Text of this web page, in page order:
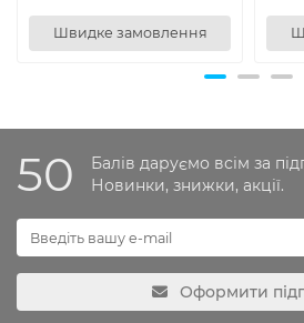
Швидке замовлення
50
Балів даруємо всім за
Новинки, знижки, акції.
Оформити